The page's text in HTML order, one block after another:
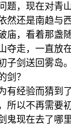
题，现在对青
然还是南趋与
庙，看着那盏
夺走，一直放
子剑送回雾岛。
剑？
有经验而猜到
所以不再需要初
鬼现在去了哪